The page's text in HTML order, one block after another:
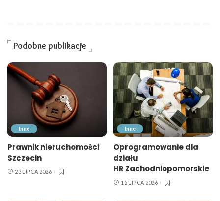
Podobne publikacje
Inne
Prawnik nieruchomości
Szczecin
23 LIPCA 2026
Inne
Oprogramowanie dla
działu
HR Zachodniopomorskie
15 LIPCA 2026